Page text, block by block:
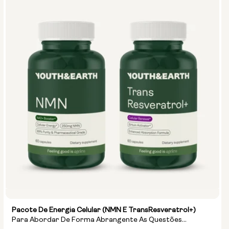
Pacote De Energia Celular (NMN E TransResveratrol+)
Para Abordar De Forma Abrangente As Questões